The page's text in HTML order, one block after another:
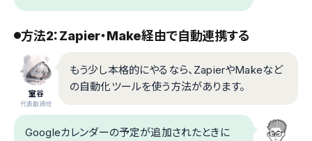
方法2：Zapier・Make経由で自動連携する
室谷
代表取締役
もう少し本格的にやるなら、ZapierやMakeなど
の自動化ツールを使う方法があります。
Googleカレンダーの予定が追加されたときに